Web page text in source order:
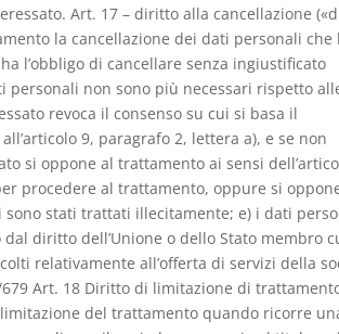
Art. 17 – diritto alla cancellazione
la cancellazione dei dati personali che
l’obbligo di cancellare senza ingiustificato
non sono più necessari rispetto
revoca il consenso su cui si basa il
9, paragrafo 2, lettera a), e se non
si oppone al trattamento ai sensi
procedere al trattamento, oppure si
stati trattati illecitamente; e) i dati
diritto dell’Unione o dello Stato membro
relativamente all’offerta di servizi della
679 Art. 18 Diritto di limitazione di
del trattamento quando ricorre